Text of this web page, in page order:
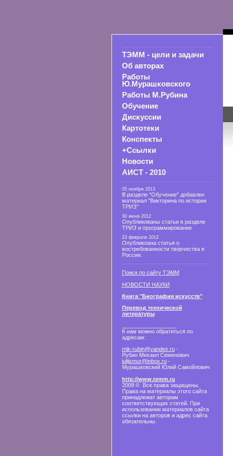
ТЭММ - цели и задачи
Об авторах
Работы
Ю.Мурашковского
Работы М.Рубина
Обучение
Дискуссии
Картотеки
Конспекты
+Ссылки
Новости
АИСТ - 2010
05 ноября 2013
В разделе "Обучение" добавлен
материал "Викторина по истории
ТРИЗ"
30 июня 2012
Опубликованы статьи в разделе
ТРИЗ и программирование
23 февраля 2012
Опубликоана статья о
востребованности творчества в
России.
Поиск по сайту ТЭММ
НОВОСТИ НАУКИ
Книга "Биография искусств"
Перевод технической
литературы
К нам можно обратиться по
адресам:
mik-rubin@yandex.ru-
Рубин Михаил Семенович
julijsmur@inbox.ru-
Мурашковский Юлий Самойлович
http://www.temm.ru
2009 © Все права защищены.
Права на материалы этого сайта
принадлежат авторам
соответствующих статей. При
использовании материалов сайта
ссылки на авторов и адрес сайта
обязательны.